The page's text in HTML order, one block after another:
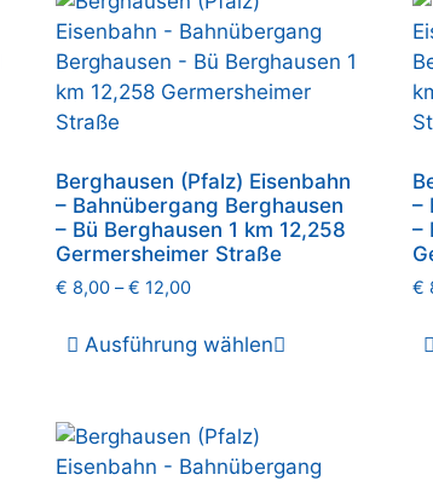
Berghausen (Pfalz) Eisenbahn
– Bahnübergang Berghausen
– Bü Berghausen 1 km 12,258
Germersheimer Straße
€ 8,00 –€ 12,00
Ausführung wählen
–
–
€